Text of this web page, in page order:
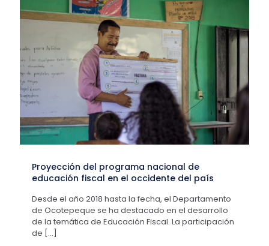
Proyección del programa nacional de
educación fiscal en el occidente del país
Desde el año 2018 hasta la fecha, el Departamento
de Ocotepeque se ha destacado en el desarrollo
de la temática de Educación Fiscal. La participación
de […]